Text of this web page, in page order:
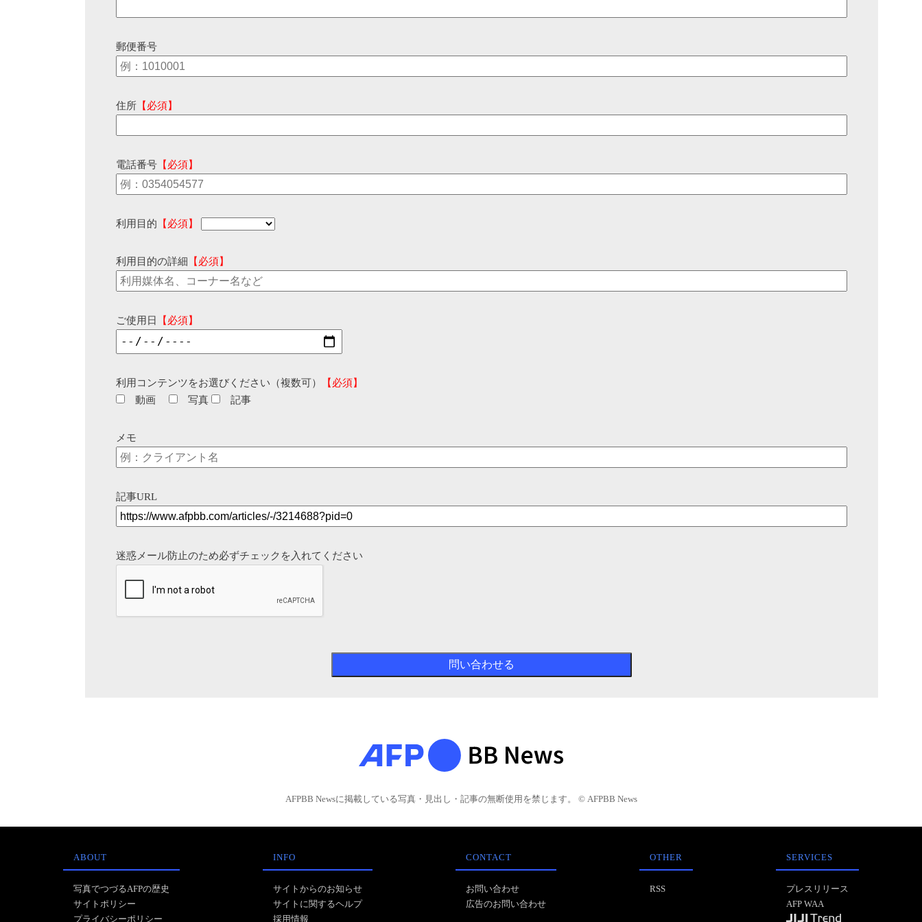
郵便番号
住所 【必須】
電話番号 【必須】
利用目的 【必須】
利用目的の詳細 【必須】
ご使用日 【必須】
利用コンテンツをお選びください（複数可）
【必須】
動画
写真 記事
メモ
記事URL
迷惑メール防止のため必ずチェックを入れてください
AFPBB Newsに掲載している写真・見出し・記事の無断使用を禁じます。 © AFPBB News
ABOUT
写真でつづるAFPの歴史
サイトポリシー
プライバシーポリシー
INFO
サイトからのお知らせ
サイトに関するヘルプ
採用情報
CONTACT
お問い合わせ
広告のお問い合わせ
OTHER
RSS
SERVICES
プレスリリース
AFP WAA